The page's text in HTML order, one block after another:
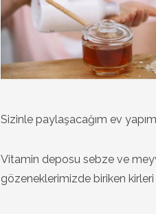
Sizinle paylaşacağım ev
Vitamin deposu sebze ve
gözeneklerimizde biriken kirleri